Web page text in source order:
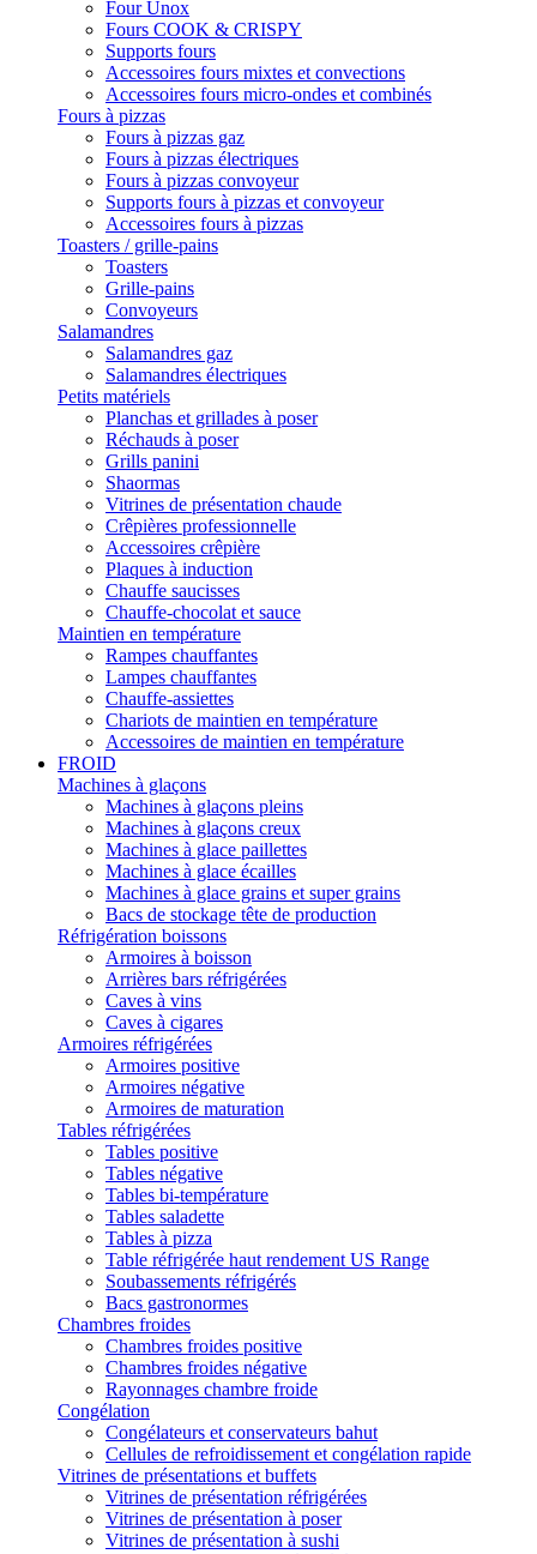
Four Unox
Fours COOK & CRISPY
Supports fours
Accessoires fours mixtes et convections
Accessoires fours micro-ondes et combinés
Fours à pizzas
Fours à pizzas gaz
Fours à pizzas électriques
Fours à pizzas convoyeur
Supports fours à pizzas et convoyeur
Accessoires fours à pizzas
Toasters / grille-pains
Toasters
Grille-pains
Convoyeurs
Salamandres
Salamandres gaz
Salamandres électriques
Petits matériels
Planchas et grillades à poser
Réchauds à poser
Grills panini
Shaormas
Vitrines de présentation chaude
Crêpières professionnelle
Accessoires crêpière
Plaques à induction
Chauffe saucisses
Chauffe-chocolat et sauce
Maintien en température
Rampes chauffantes
Lampes chauffantes
Chauffe-assiettes
Chariots de maintien en température
Accessoires de maintien en température
FROID
Machines à glaçons
Machines à glaçons pleins
Machines à glaçons creux
Machines à glace paillettes
Machines à glace écailles
Machines à glace grains et super grains
Bacs de stockage tête de production
Réfrigération boissons
Armoires à boisson
Arrières bars réfrigérées
Caves à vins
Caves à cigares
Armoires réfrigérées
Armoires positive
Armoires négative
Armoires de maturation
Tables réfrigérées
Tables positive
Tables négative
Tables bi-température
Tables saladette
Tables à pizza
Table réfrigérée haut rendement US Range
Soubassements réfrigérés
Bacs gastronormes
Chambres froides
Chambres froides positive
Chambres froides négative
Rayonnages chambre froide
Congélation
Congélateurs et conservateurs bahut
Cellules de refroidissement et congélation rapide
Vitrines de présentations et buffets
Vitrines de présentation réfrigérées
Vitrines de présentation à poser
Vitrines de présentation à sushi